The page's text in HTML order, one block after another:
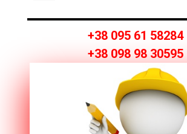
+38 095 61 58284
+38 098 98 30595